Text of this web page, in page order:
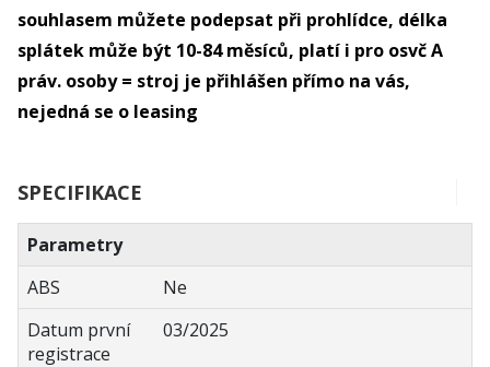
souhlasem můžete podepsat při prohlídce, délka
splátek může být 10-84 měsíců, platí i pro osvč A
práv. osoby = stroj je přihlášen přímo na vás,
nejedná se o leasing
SPECIFIKACE
Parametry
ABS
Ne
Datum první
registrace
03/2025